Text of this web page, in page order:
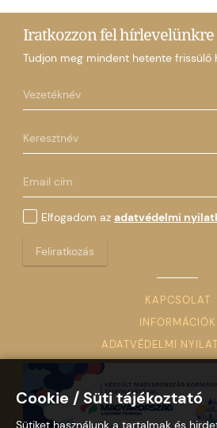
Iratkozzon fel hírlevelünkre
Tudjon meg mindent hetente frissülő
Elfogadom az adatvédelmi
Feliratkozás
KAPCSOLAT
INFORMÁCIÓK
ADATVÉDELMI
Cookie / Süti tájékoztató
Sütiket használunk a tartalmak és